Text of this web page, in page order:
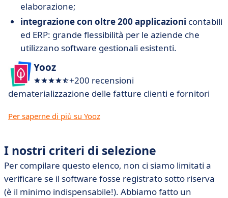
elaborazione;
integrazione con oltre 200 applicazioni contabili
ed ERP: grande flessibilità per le aziende che
utilizzano software gestionali esistenti.
Yooz
+200 recensioni
dematerializzazione delle fatture clienti e fornitori
Per saperne di più su Yooz
I nostri criteri di selezione
Per compilare questo elenco, non ci siamo limitati a
verificare se il software fosse registrato sotto riserva
(è il minimo indispensabile!). Abbiamo fatto un